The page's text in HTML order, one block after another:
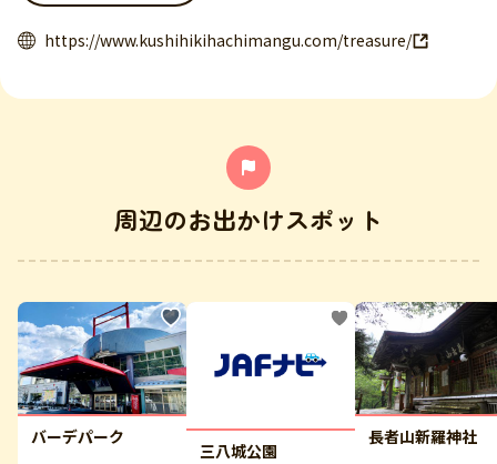
https://www.kushihikihachimangu.com/treasure/
周辺のお出かけスポット
バーデパーク
三八城公園
長者山新羅神社